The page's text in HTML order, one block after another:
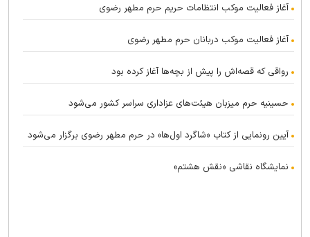
آغاز فعالیت موکب انتظامات حریم حرم مطهر رضوی
آغاز فعالیت موکب دربانان حرم مطهر رضوی
رواقی که قصه‌اش را پیش از بچه‌ها آغاز کرده بود
حسینیه حرم میزبان هیئت‌های عزاداری سراسر کشور می‌شود
آیین رونمایی از کتاب «شاگرد اول‌ها» در حرم مطهر رضوی برگزار می‌شود
نمایشگاه نقاشی «نقش هشتم»